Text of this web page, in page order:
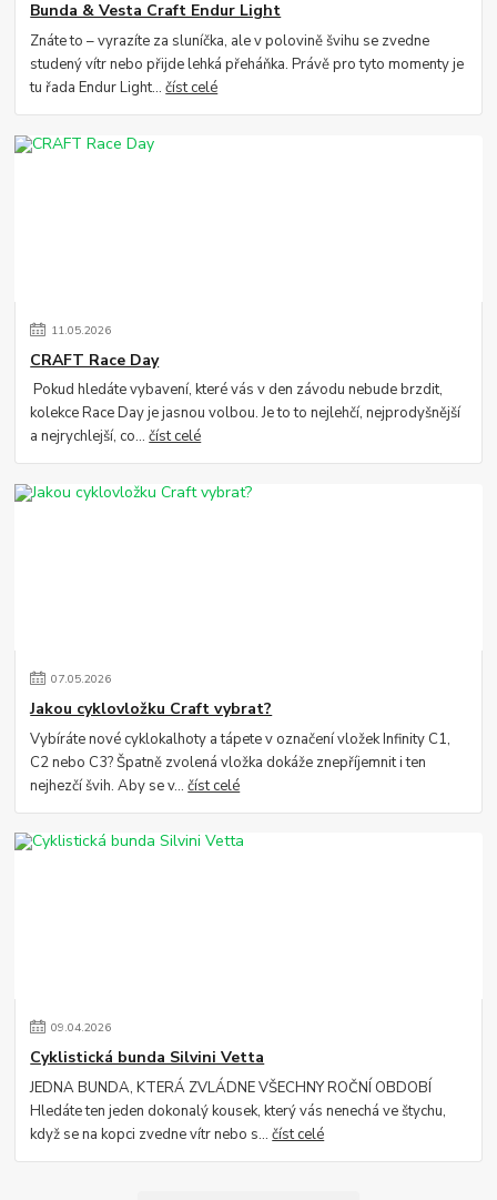
Bunda & Vesta Craft Endur Light
Znáte to – vyrazíte za sluníčka, ale v polovině švihu se zvedne
studený vítr nebo přijde lehká přeháňka. Právě pro tyto momenty je
tu řada Endur Light...číst celé
11.05.2026
CRAFT Race Day
Pokud hledáte vybavení, které vás v den závodu nebude brzdit,
kolekce Race Day je jasnou volbou. Je to to nejlehčí, nejprodyšnější
a nejrychlejší, co...číst celé
07.05.2026
Jakou cyklovložku Craft vybrat?
Vybíráte nové cyklokalhoty a tápete v označení vložek Infinity C1,
C2 nebo C3? Špatně zvolená vložka dokáže znepříjemnit i ten
nejhezčí švih. Aby se v...číst celé
09.04.2026
Cyklistická bunda Silvini Vetta
JEDNA BUNDA, KTERÁ ZVLÁDNE VŠECHNY ROČNÍ OBDOBÍ
Hledáte ten jeden dokonalý kousek, který vás nenechá ve štychu,
když se na kopci zvedne vítr nebo s...číst celé